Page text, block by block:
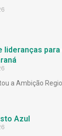
lideranças
a Ambição
Azul